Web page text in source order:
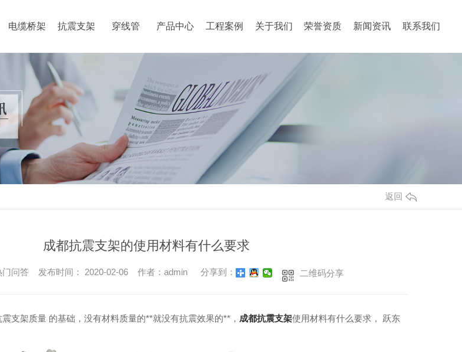
电缆桥架 抗震支架 穿线管 产品中心 工程案例 关于我们 荣誉资质 新闻资讯 联系我们
返回
成都抗震支架的使用材料有什么要求
门问答 发布时间： 2020-02-06 作者：admin 分享到： 二维码分享
架质量 的基础，没有材料质量的**就没有抗震效果的**， 成都抗震支架使用材料有什么要求， 跃东